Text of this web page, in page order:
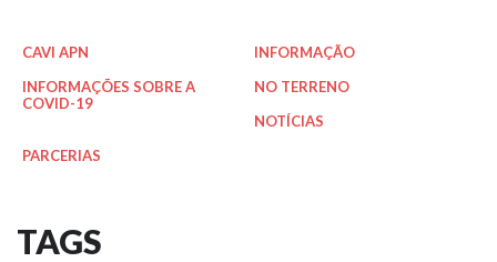
CAVI APN
INFORMAÇÃO
INFORMAÇÕES SOBRE A
COVID-19
NO TERRENO
NOTÍCIAS
PARCERIAS
TAGS